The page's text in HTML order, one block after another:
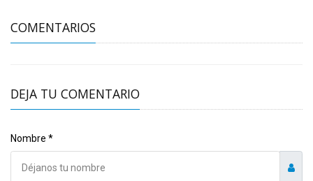
COMENTARIOS
DEJA TU COMENTARIO
Nombre *